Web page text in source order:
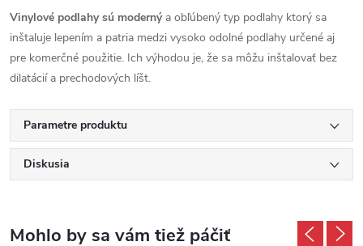
Vinylové podlahy sú modernýa obľúbený typ podlahy ktorý sa
inštaluje lepením a patria medzi vysoko odolné podlahy určené aj
pre komerčné použitie. Ich výhodou je, že sa môžu inštalovať bez
dilatácií a prechodových líšt.
Parametre produktu
Diskusia